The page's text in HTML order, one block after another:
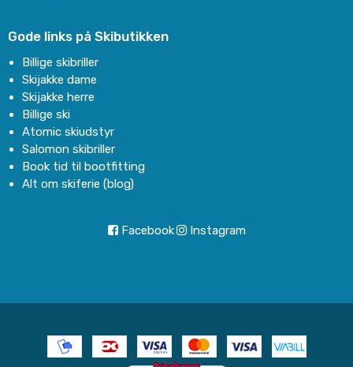
Gode links på Skibutikken
Billige skibriller
Skijakke dame
Skijakke herre
Billige ski
Atomic skiudstyr
Salomon skibriller
Book tid til bootfitting
Alt om skiferie (blog)
Facebook Instagram